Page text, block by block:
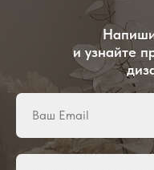
и узнайте